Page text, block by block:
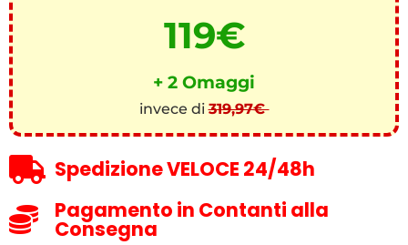
119€
+ 2 Omaggi
invece di319,97€
Spedizione VELOCE 24/48h
Pagamento in Contanti alla
Consegna